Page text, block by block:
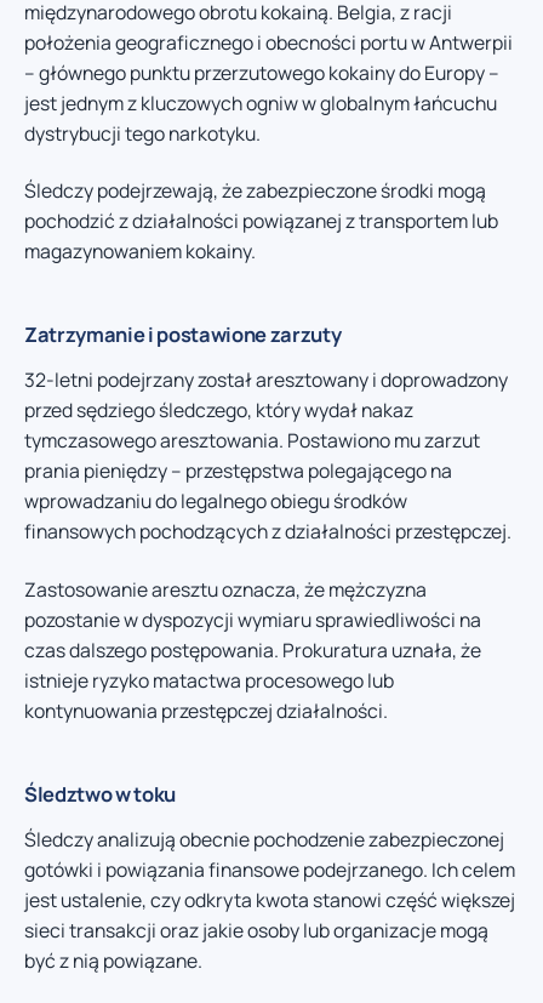
międzynarodowego obrotu kokainą. Belgia, z racji
położenia geograficznego i obecności portu w Antwerpii
– głównego punktu przerzutowego kokainy do Europy –
jest jednym z kluczowych ogniw w globalnym łańcuchu
dystrybucji tego narkotyku.
Śledczy podejrzewają, że zabezpieczone środki mogą
pochodzić z działalności powiązanej z transportem lub
magazynowaniem kokainy.
Zatrzymanie i postawione zarzuty
32-letni podejrzany został aresztowany i doprowadzony
przed sędziego śledczego, który wydał nakaz
tymczasowego aresztowania. Postawiono mu zarzut
prania pieniędzy – przestępstwa polegającego na
wprowadzaniu do legalnego obiegu środków
finansowych pochodzących z działalności przestępczej.
Zastosowanie aresztu oznacza, że mężczyzna
pozostanie w dyspozycji wymiaru sprawiedliwości na
czas dalszego postępowania. Prokuratura uznała, że
istnieje ryzyko matactwa procesowego lub
kontynuowania przestępczej działalności.
Śledztwo w toku
Śledczy analizują obecnie pochodzenie zabezpieczonej
gotówki i powiązania finansowe podejrzanego. Ich celem
jest ustalenie, czy odkryta kwota stanowi część większej
sieci transakcji oraz jakie osoby lub organizacje mogą
być z nią powiązane.